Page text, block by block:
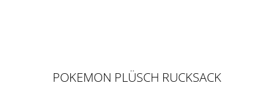
POKEMON PLÜSCH RUCKSACK